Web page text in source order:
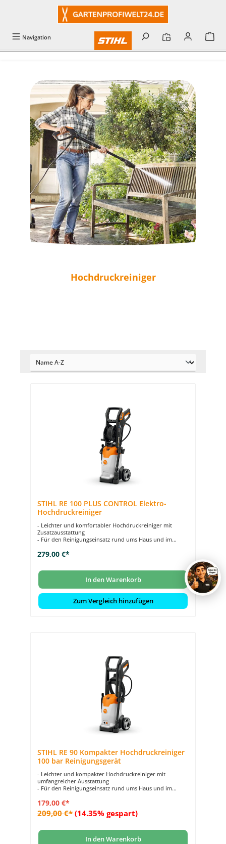
Navigation
Hochdruckreiniger
STIHL RE 100 PLUS CONTROL Elektro-
Hochdruckreiniger
- Leichter und komfortabler Hochdruckreiniger mit
Zusatzausstattung
- Für den Reinigungseinsatz rund ums Haus und im
- Druckverstellung und LED-Druck-Anzeige direkt an der
Reinigungsmitteldüse
- Schlauchtrommel am Gehäuse zur praktischen
Aufbewahrung des Hochdruckschlauchs
279,00 €*
In den Warenkorb
Zum Vergleich hinzufügen
STIHL RE 90 Kompakter Hochdruckreiniger
100 bar Reinigungsgerät
- Leichter und kompakter Hochdruckreiniger mit
umfangreicher Ausstattung
- Für den Reinigungseinsatz rund ums Haus und im
- Schnellkupplung zur einfachen Verbindung des
Hochdruckschlauchs und der Pistole
- Parkposition zum Abstellen der Lanze in Arbeitspausen
- Aufbewahrung des Zubehörs direkt am Gerät
179,00 €*
209,00 €* (14.35% gespart)
In den Warenkorb